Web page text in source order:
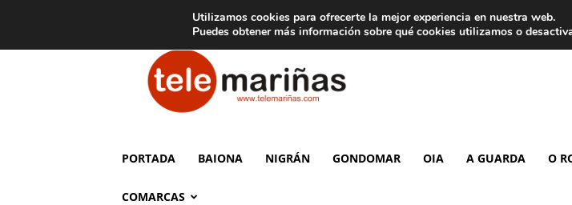
Aviso legal Tarifas de publicidad
Telemariñas
PORTADA BAIONA NIGRÁN GONDOMAR OIA A GUARDA O
COMARCAS
Utilizamos cookies para ofrecerte la mejor experiencia en nuestra web.
Puedes obtener más información sobre qué cookies utilizamos o